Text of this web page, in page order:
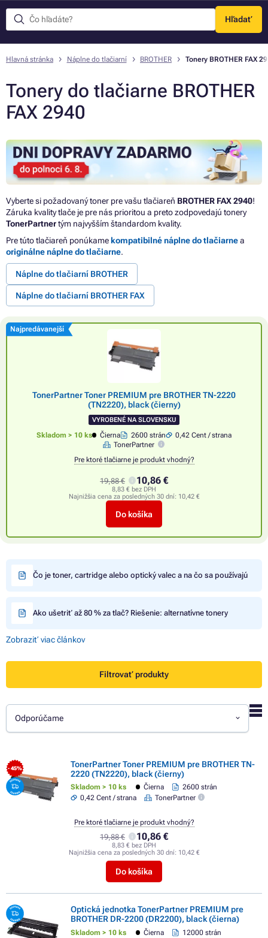
Hľadať
Menu
Hlavná stránka Náplne do tlačiarní BROTHER Tonery BROTHER FAX
Tonery do tlačiarne BROTHER
FAX 2940
Vyberte si požadovaný toner pre vašu tlačiareň BROTHER FAX 2940!
Záruka kvality tlače je pre nás prioritou a preto zodpovedajú tonery
TonerPartnertým najvyšším štandardom kvality.
Pre túto tlačiareň ponúkame kompatibilné náplne do tlačiarnea
originálne náplne do tlačiarne.
Náplne do tlačiarní BROTHER
Náplne do tlačiarní BROTHER FAX
Najpredávanejší
TonerPartner Toner PREMIUM pre BROTHER TN-2220
(TN2220), black (čierny)
VYROBENÉ NA SLOVENSKU
Skladom > 10 ks Čierna 2600 strán
0,42 Cent / strana
TonerPartner
Pre ktoré tlačiarne je produkt vhodný?
19,88 € 10,86 €
8,83 € bez DPH
Najnižšia cena za posledných 30 dní: 10,42 €
Do košíka
Čo je toner, cartridge alebo optický valec a na čo sa používajú
Ako ušetriť až 80 % za tlač? Riešenie: alternatívne tonery
Zobraziť viac článkov
Filtrovať produkty
Odporúčame
- 45%
TonerPartner Toner PREMIUM pre BROTHER TN-
2220 (TN2220), black (čierny)
Skladom > 10 ks Čierna
2600 strán
0,42 Cent / strana
TonerPartner
19,88 € 10,86 €
8,83 € bez DPH
Najnižšia cena za posledných 30 dní: 10,42 €
Do košíka
Pre ktoré tlačiarne je produkt vhodný?
Optická jednotka TonerPartner PREMIUM pre
BROTHER DR-2200 (DR2200), black (čierna)
Skladom > 10 ks Čierna
12000 strán